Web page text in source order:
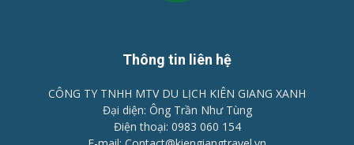
Thông tin liên hệ
CÔNG TY TNHH MTV DU LỊCH KIÊN GIANG XANH
Đại diện: Ông Trần Như Tùng
Điện thoại: 0983 060 154